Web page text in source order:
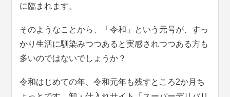
に臨まれます。
そのようなことから、「令和」という元号が、すっ
かり生活に馴染みつつあると実感されつつある方も
多いのではないでしょうか？
令和はじめての年、令和元年も残すところ2か月ち